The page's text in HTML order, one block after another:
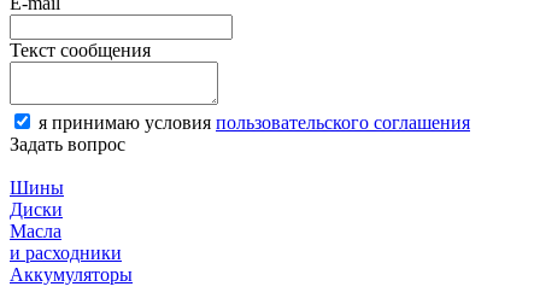
Текст сообщения
я принимаю условия пользовательского соглашения
Задать вопрос
Шины
Диски
Масла
и расходники
Аккумуляторы